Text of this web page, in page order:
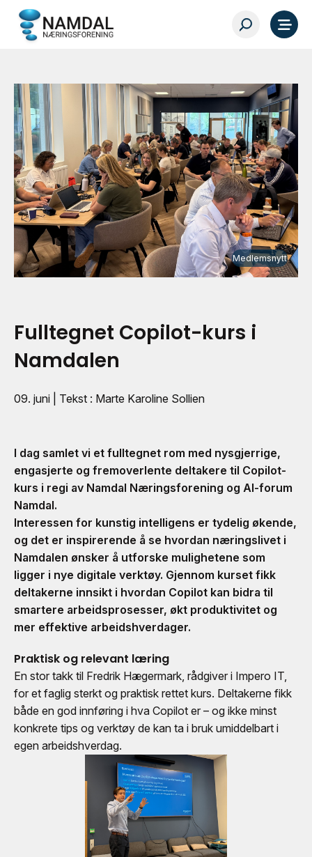
Medlemsnytt
Fulltegnet Copilot-kurs i
Namdalen
09. juni | Tekst : Marte Karoline Sollien
I dag samlet vi et fulltegnet rom med nysgjerrige,
engasjerte og fremoverlente deltakere til Copilot-
kurs i regi av Namdal Næringsforening og AI-forum
Namdal.
Interessen for kunstig intelligens er tydelig økende,
og det er inspirerende å se hvordan næringslivet i
Namdalen ønsker å utforske mulighetene som
ligger i nye digitale verktøy. Gjennom kurset fikk
deltakerne innsikt i hvordan Copilot kan bidra til
smartere arbeidsprosesser, økt produktivitet og
mer effektive arbeidshverdager.
Praktisk og relevant læring
En stor takk til Fredrik Hægermark, rådgiver i Impero IT,
for et faglig sterkt og praktisk rettet kurs. Deltakerne fikk
både en god innføring i hva Copilot er – og ikke minst
konkrete tips og verktøy de kan ta i bruk umiddelbart i
egen arbeidshverdag.